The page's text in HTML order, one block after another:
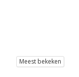
Meest bekeken